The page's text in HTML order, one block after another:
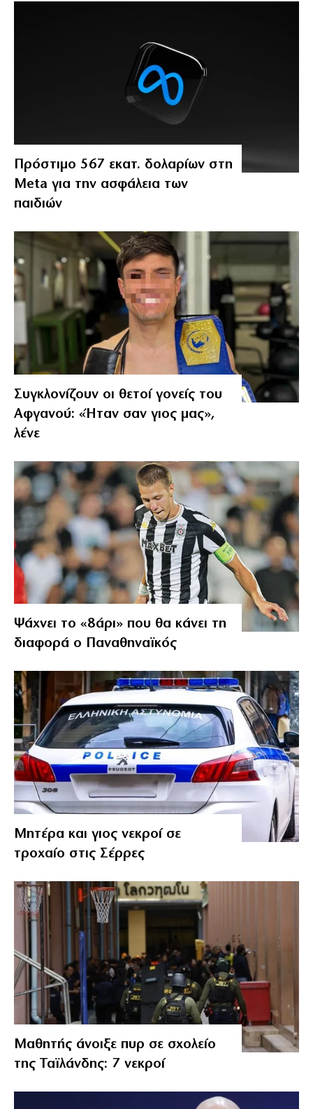
Πρόστιμο 567 εκατ. δολαρίων στη
Meta για την ασφάλεια των
παιδιών
Συγκλονίζουν οι θετοί γονείς του
Αφγανού: «Ήταν σαν γιος μας»,
λένε
Ψάχνει το «8άρι» που θα κάνει τη
διαφορά ο Παναθηναϊκός
Μητέρα και γιος νεκροί σε
τροχαίο στις Σέρρες
Μαθητής άνοιξε πυρ σε σχολείο
της Ταϊλάνδης: 7 νεκροί